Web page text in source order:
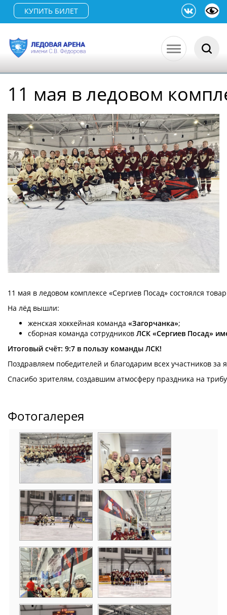
КУПИТЬ БИЛЕТ
11 мая в ледовом
11 мая в ледовом комплексе «Сергиев Посад» состоялся
На лёд вышли:
женская хоккейная команда «Загорчанка»;
сборная команда сотрудников ЛСК «Сергиев Посад»
Итоговый счёт: 9:7 в пользу команды ЛСК!
Поздравляем победителей и благодарим всех участников
Спасибо зрителям, создавшим атмосферу праздника на
Фотогалерея